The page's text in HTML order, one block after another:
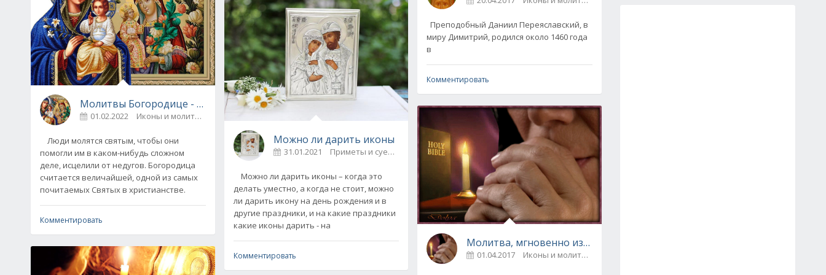
Молитвы Богородице - в каких случаях какие читать
01.02.2022 Иконы и молитвы
Люди молятся святым, чтобы они
помогли им в каком-нибудь сложном
деле, исцелили от недугов. Богородица
считается величайшей, одной из самых
почитаемых Святых в христианстве.
Комментировать
Можно ли дарить иконы
31.01.2021 Приметы и суеверия / Иконы и молитвы 0
Можно ли дарить иконы – когда это
делать уместно, а когда не стоит, можно
ли дарить икону на день рождения и в
другие праздники, и на какие праздники
какие иконы дарить - на
Комментировать
Пре­по­доб­ный Да­ни­ил Пе­ре­я­с­лав­ский, в
ми­ру Ди­мит­рий, ро­дил­ся око­ло 1460 го­да
в
Комментировать
Молитва, мгновенно избавляющая от всех проклятий!
01.04.2017 Иконы и молитвы